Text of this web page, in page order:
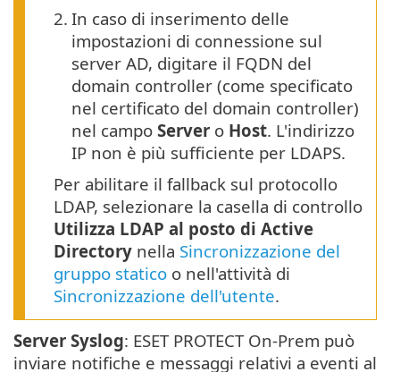
2. In caso di inserimento delle
impostazioni di connessione sul
server AD, digitare il FQDN del
domain controller (come specificato
nel certificato del domain controller)
nel campo Server o Host. L'indirizzo
IP non è più sufficiente per LDAPS.
Per abilitare il fallback sul protocollo
LDAP, selezionare la casella di controllo
Utilizza LDAP al posto di Active
Directory nella Sincronizzazione del
gruppo statico o nell'attività di
Sincronizzazione dell'utente.
Server Syslog: ESET PROTECT On-Prem può
inviare notifiche e messaggi relativi a eventi al